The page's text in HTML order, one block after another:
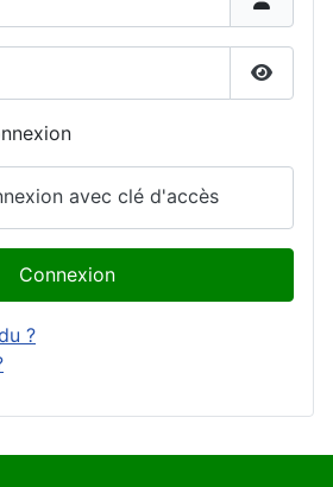
avec clé d'accès
Connexion
?